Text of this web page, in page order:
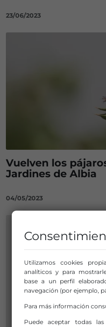
23/06/2023
Vuelven los
Jardines de Albia
04/05/2023
Utilizamos cookies
analíticos y para
base a un perfil
navegación (por ejemplo,
Para más información
Puede aceptar todas